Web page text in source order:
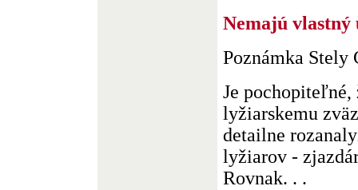
Nemajú vlastný
Poznámka Stely
Je pochopiteľné,
lyžiarskemu
detailne
lyžiarov -
Rovnak. . .